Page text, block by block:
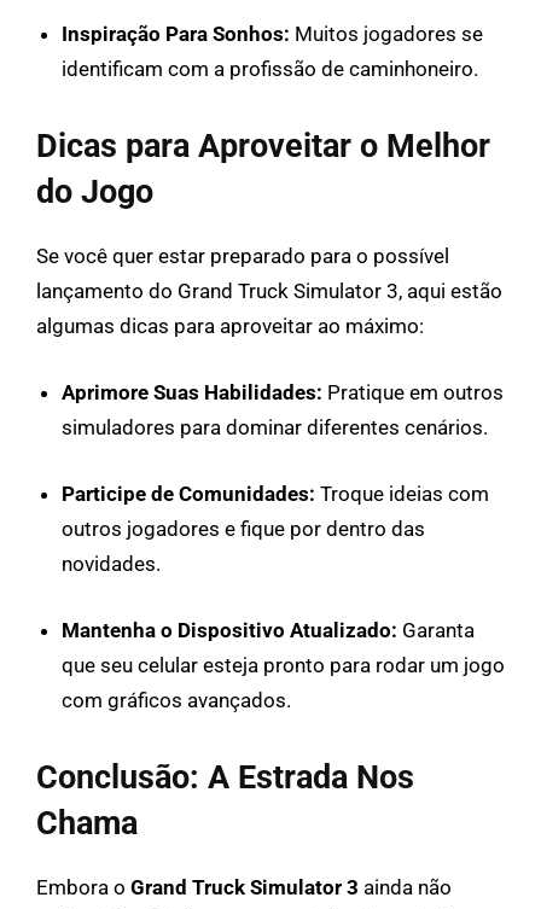
Inspiração Para Sonhos: Muitos jogadores se
identificam com a profissão de caminhoneiro.
Dicas para Aproveitar o Melhor
do Jogo
Se você quer estar preparado para o possível
lançamento do Grand Truck Simulator 3, aqui estão
algumas dicas para aproveitar ao máximo:
Aprimore Suas Habilidades: Pratique em outros
simuladores para dominar diferentes cenários.
Participe de Comunidades: Troque ideias com
outros jogadores e fique por dentro das
novidades.
Mantenha o Dispositivo Atualizado: Garanta
que seu celular esteja pronto para rodar um jogo
com gráficos avançados.
Conclusão: A Estrada Nos
Chama
Embora o Grand Truck Simulator 3 ainda não